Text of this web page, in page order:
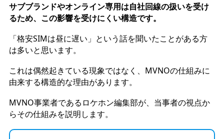
サブブランドやオンライン専用は自社回線の扱いを受け
るため、この影響を受けにくい構造です。
「格安SIMは昼に遅い」という話を聞いたことがある方
は多いと思います。
これは偶然起きている現象ではなく、MVNOの仕組みに
由来する構造的な理由があります。
MVNO事業者であるロケホン編集部が、当事者の視点か
らその仕組みを説明します。